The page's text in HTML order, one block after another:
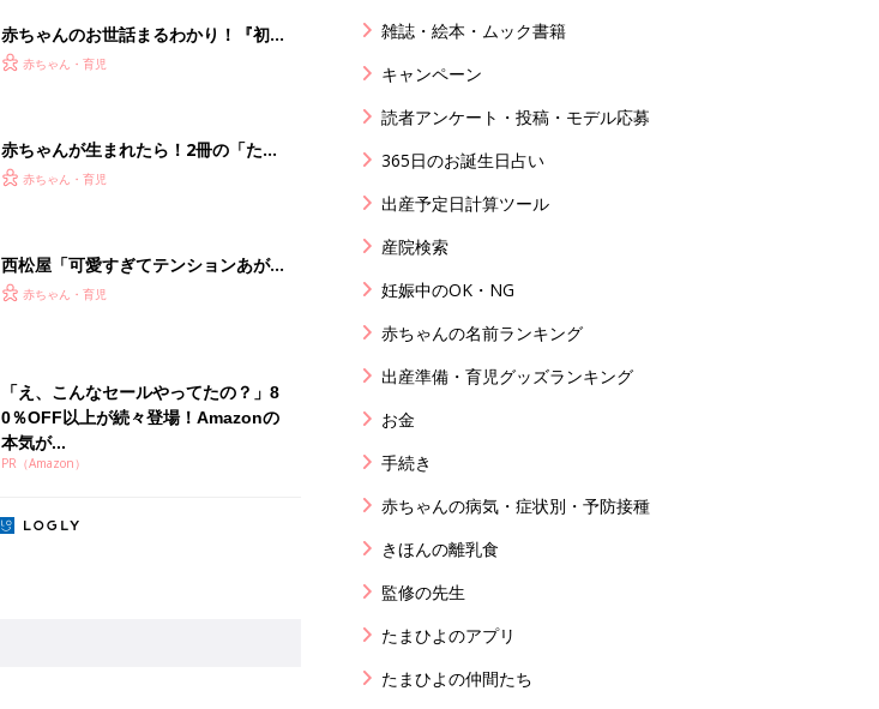
赤ちゃんのお世話まるわかり！『初め
てのひよこクラブ 夏号』〈巻頭大特
赤ちゃん・育児
赤ちゃんが生まれたら！2冊の「たま
ひよ」
赤ちゃん・育児
西松屋「可愛すぎてテンションあが
る」「機能性も◎」元子ども服販売員
赤ちゃん・育児
「え、こんなセールやってたの？」8
0％OFF以上が続々登場！Amazonの
本気が...
PR（Amazon）
雑誌・絵本・ムック書籍
キャンペーン
読者アンケート・投稿・モデル応募
365日のお誕生日占い
出産予定日計算ツール
産院検索
妊娠中のOK・NG
赤ちゃんの名前ランキング
出産準備・育児グッズランキング
お金
手続き
赤ちゃんの病気・症状別・予防接種
きほんの離乳食
監修の先生
たまひよのアプリ
たまひよの仲間たち